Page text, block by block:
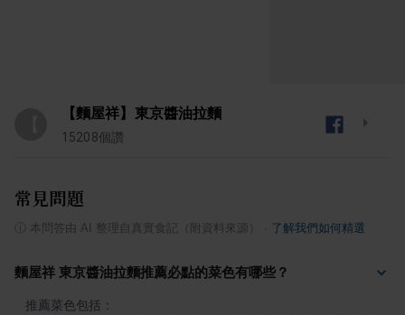
【麵屋祥】東京醬油拉麵
15208個讚
常見問題
本問答由 AI 整理自真實食記（附資料來源） 了解我們如何精選
麵屋祥 東京醬油拉麵推薦必點的菜色有哪些？